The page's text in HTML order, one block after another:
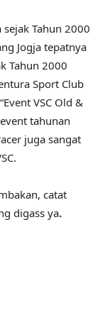
Tahun 2000
Jogja tepatnya
Tahun 2000
Sport Club
VSC Old &
tahunan
juga sangat
catat
digass ya.